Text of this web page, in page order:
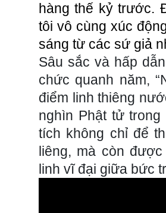
hàng thế kỷ trước.
tôi vô cùng xúc
sáng từ các sứ giả
Sâu sắc và hấp
chức quanh năm,
điểm linh thiêng
nghìn Phật tử
tích không chỉ để
liêng, mà còn
linh vĩ đại giữa bức